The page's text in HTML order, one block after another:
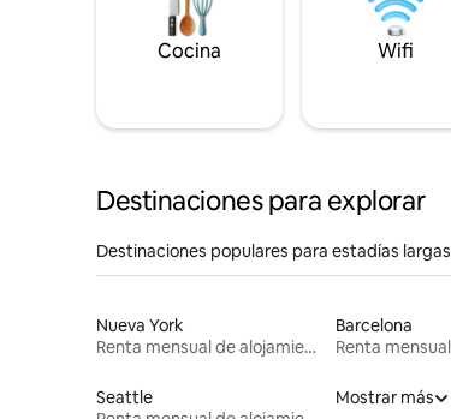
Cocina Wifi
Destinaciones para explorar
Destinaciones populares para estadías largas
Nueva York
Renta mensual de alojamientos
Barcelona
Seattle
Mostrar más